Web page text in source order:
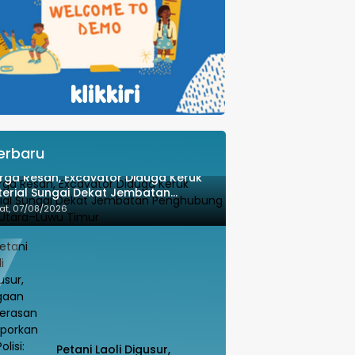
Resah, Excavator Diduga Keruk
Sungai Dekat Jembatan
Luwu Utara–Luwu Timur
07/08/2026
Petani Laoli Digusur,